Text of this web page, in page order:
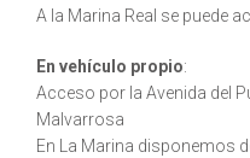
A la Marina Real se puede
En vehículo propio:
Acceso por la Avenida del
Malvarrosa
En La Marina disponemos